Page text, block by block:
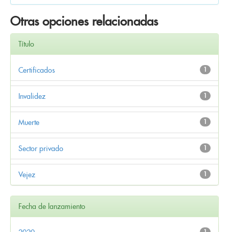
Otras opciones relacionadas
Título
1
Certificados
1
Invalidez
1
Muerte
1
Sector privado
1
Vejez
Fecha de lanzamiento